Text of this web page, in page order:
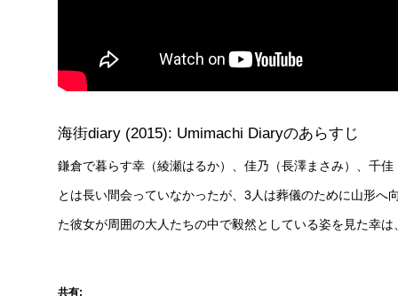
海街diary (2015): Umimachi Diaryのあらすじ
鎌倉で暮らす幸（綾瀬はるか）、佳乃（長澤まさみ）、千
とは長い間会っていなかったが、3人は葬儀のために山形
た彼女が周囲の大人たちの中で毅然としている姿を見た幸
共有: